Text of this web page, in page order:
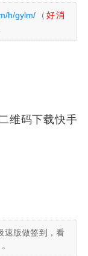
h/gylm/（ 好消
维码下载快手
速版做签到，看